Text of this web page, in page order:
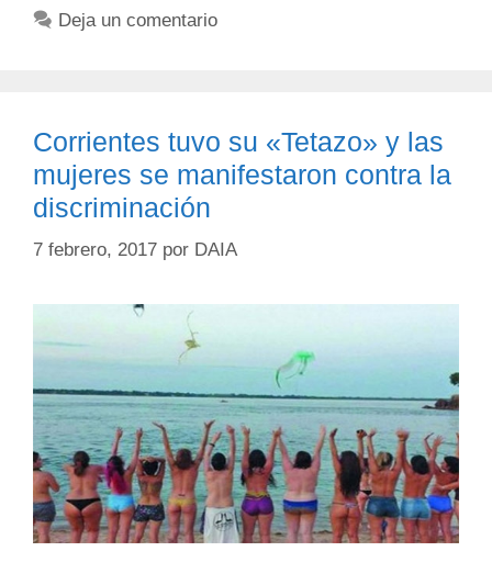
Deja un comentario
Corrientes tuvo su «Tetazo» y las
mujeres se manifestaron contra la
discriminación
7 febrero, 2017 por DAIA